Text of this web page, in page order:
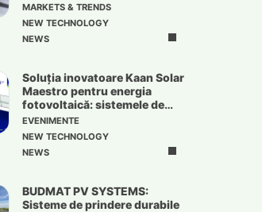
MARKETS & TRENDS
NEW TECHNOLOGY
NEWS
Soluția inovatoare Kaan Solar
Maestro pentru energia
fotovoltaică: sistemele de
urmărire solară
EVENIMENTE
NEW TECHNOLOGY
NEWS
BUDMAT PV SYSTEMS:
Sisteme de prindere durabile